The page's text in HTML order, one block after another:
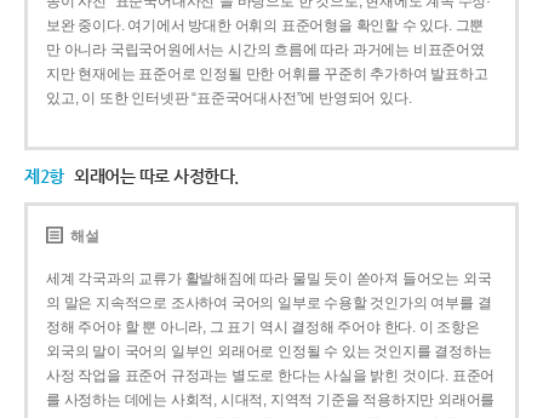
보완 중이다. 여기에서 방대한 어휘의 표준어형을 확인할 수 있다. 그뿐
만 아니라 국립국어원에서는 시간의 흐름에 따라 과거에는 비표준어였
지만 현재에는 표준어로 인정될 만한 어휘를 꾸준히 추가하여 발표하고
있고, 이 또한 인터넷판 “표준국어대사전”에 반영되어 있다.
제2항 외래어는 따로 사정한다.
해설
세계 각국과의 교류가 활발해짐에 따라 물밀 듯이 쏟아져 들어오는 외국
의 말은 지속적으로 조사하여 국어의 일부로 수용할 것인가의 여부를 결
정해 주어야 할 뿐 아니라, 그 표기 역시 결정해 주어야 한다. 이 조항은
외국의 말이 국어의 일부인 외래어로 인정될 수 있는 것인지를 결정하는
사정 작업을 표준어 규정과는 별도로 한다는 사실을 밝힌 것이다. 표준어
를 사정하는 데에는 사회적, 시대적, 지역적 기준을 적용하지만 외래어를